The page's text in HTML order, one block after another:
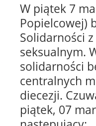
W piątek 7
Popielcowej)
Solidarności
seksualnym.
solidarności
centralnych
diecezji.
piątek, 07